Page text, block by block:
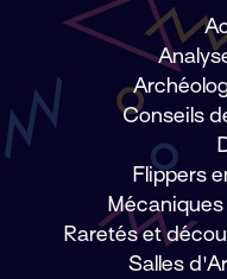
Conseils
Flippers
Raretés et
Salles